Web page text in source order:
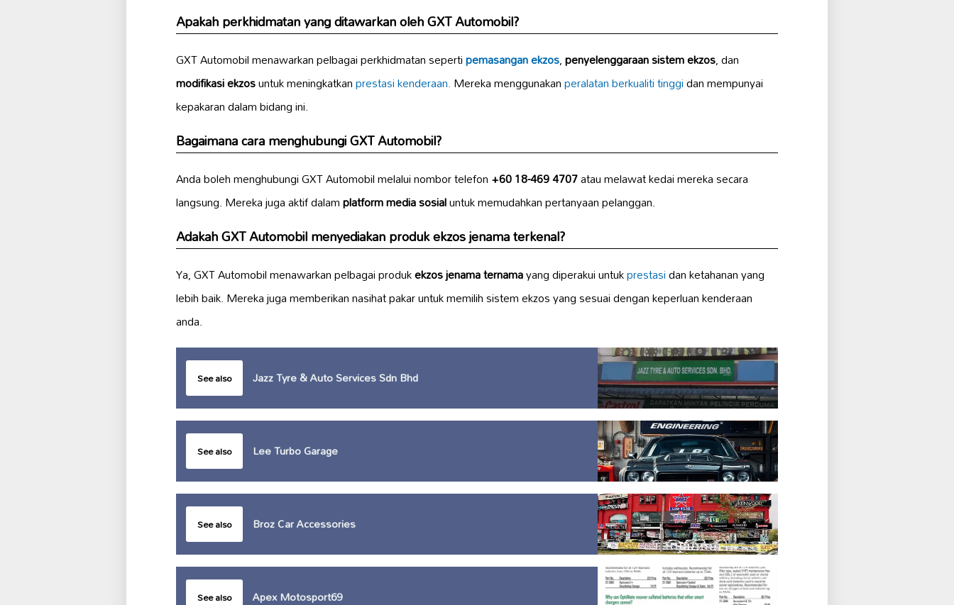
Apakah perkhidmatan yang ditawarkan oleh GXT Automobil?
GXT Automobil menawarkan pelbagai perkhidmatan sepertipemasangan ekzos,penyelenggaraan sistem ekzos, dan
modifikasi ekzosuntuk meningkatkanprestasi kenderaan.Mereka menggunakanperalatan berkualiti tinggidan mempunyai
kepakaran dalam bidang ini.
Bagaimana cara menghubungi GXT Automobil?
Anda boleh menghubungi GXT Automobil melalui nombor telefon+60 18-469 4707atau melawat kedai mereka secara
langsung. Mereka juga aktif dalamplatform media sosialuntuk memudahkan pertanyaan pelanggan.
Adakah GXT Automobil menyediakan produk ekzos jenama terkenal?
Ya, GXT Automobil menawarkan pelbagai produkekzos jenama ternamayang diperakui untukprestasidan ketahanan yang
lebih baik. Mereka juga memberikan nasihat pakar untuk memilih sistem ekzos yang sesuai dengan keperluan kenderaan
anda.
See also Jazz Tyre & Auto Services Sdn Bhd
See also Lee Turbo Garage
See also Broz Car Accessories
See also Apex Motosport69